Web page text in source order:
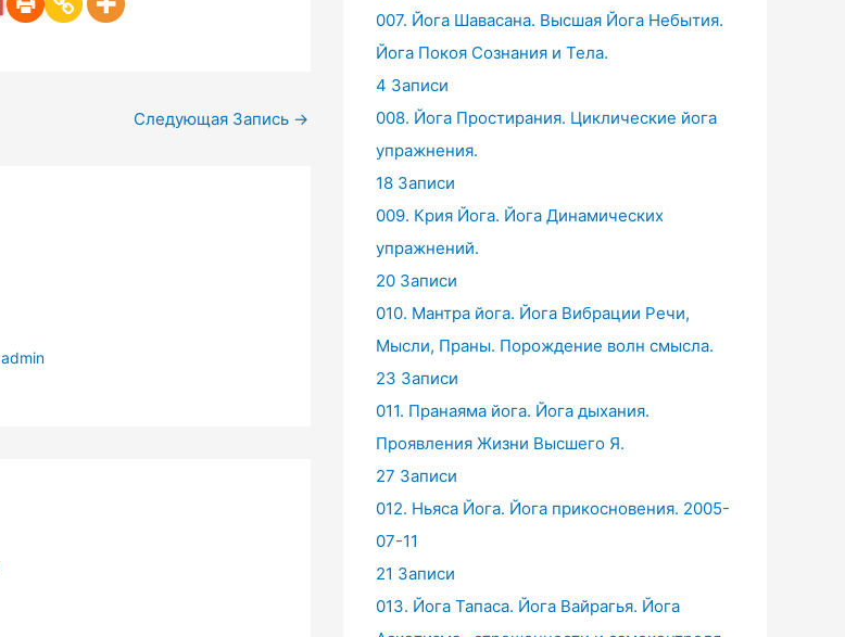
Следующая Запись →
admin
007. Йога Шавасана. Высшая Йога Небытия.
Йога Покоя Сознания и Тела.
4 Записи
008. Йога Простирания. Циклические йога
упражнения.
18 Записи
009. Крия Йога. Йога Динамических
упражнений.
20 Записи
010. Мантра йога. Йога Вибрации Речи,
Мысли, Праны. Порождение волн смысла.
23 Записи
011. Пранаяма йога. Йога дыхания.
Проявления Жизни Высшего Я.
27 Записи
012. Ньяса Йога. Йога прикосновения. 2005-
07-11
21 Записи
013. Йога Тапаса. Йога Вайрагья. Йога